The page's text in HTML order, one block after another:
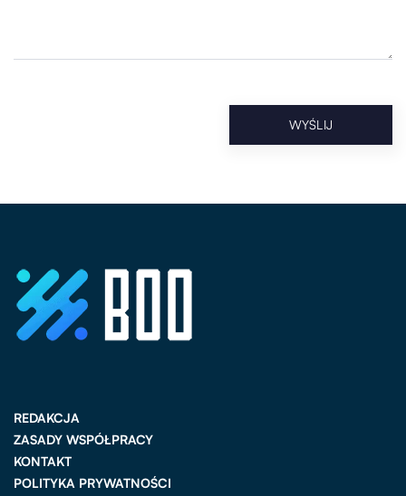
REDAKCJA
ZASADY WSPÓŁPRACY
KONTAKT
POLITYKA PRYWATNOŚCI